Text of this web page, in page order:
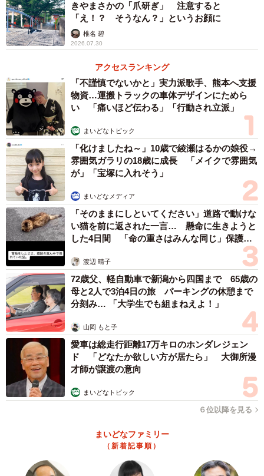
500円のケーキを6個買う芦屋のマダムたちを見て、これか
らは洋菓子の時代だと北山通に1号店（京都市北区）を構え
ました。現在も同店は営業しています。開業の年に両親は
4/9
ロードサイドレストラン「ロマン」
現在は純喫茶とロードサイドレストランは閉店してお
り、ふたりの記憶にも残っていません。ロードサイドレス
トランがあった場所は、マールブランシュの大型店舗「ロ
マンの森」と「ロマンライフ」の本社になっています。
さまざまに変化してきた同社を支えてきた父ですが、河
内さん兄弟に一度も継いで欲しいと言ったことはないそう
り、ふたりとも継ぐつもりはなかったと話します。大学を
した。
きやまさかの「爪研ぎ」 注意すると
「え！？ そうなん？」というお顔に
椎名 碧
2026.07.30
アクセスランキング
「不謹慎でないかと」実力派歌手、熊本へ支援
物資…運搬トラックの車体デザインにためら
い 「痛いほど伝わる」「行動され立派」
まいどなトピック
「化けましたね～」10歳で綾瀬はるかの娘役→
雰囲気ガラリの18歳に成長 「メイクで雰囲気
が」「宝塚に入れそう」
まいどなメディア
「そのままにしといてください」道路で動けな
い猫を前に返された一言… 懸命に生きようと
した4日間 「命の重さはみんな同じ」保護団
渡辺 晴子
72歳父、軽自動車で新潟から四国まで 65歳の
母と2人で3泊4日の旅 パーキングの休憩まで
分刻み… 「大学生でも組まねえよ！」
山岡 もと子
愛車は総走行距離17万キロのホンダレジェン
ド 「どなたか欲しい方が居たら」 大御所漫
才師が譲渡の意向
まいどなトピック
６位以降を見る
まいどなファミリー
（新着記事順）